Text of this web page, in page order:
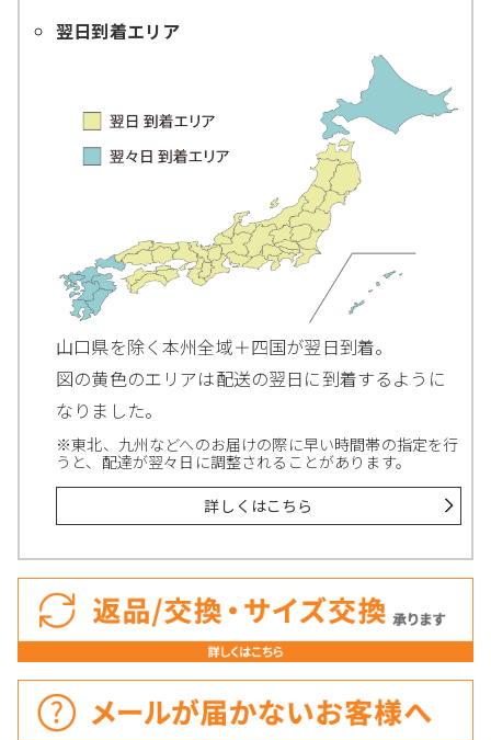
翌日到着エリア
山口県を除く本州全域＋四国が翌日到着。
図の黄色のエリアは配送の翌日に到着するように
なりました。
※東北、九州などへのお届けの際に早い時間帯の指定を行
うと、配達が翌々日に調整されることがあります。
詳しくはこちら